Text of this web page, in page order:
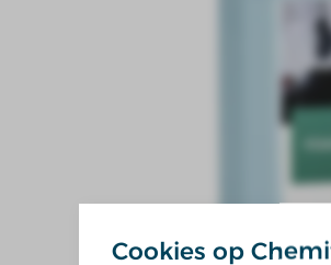
Cookies op